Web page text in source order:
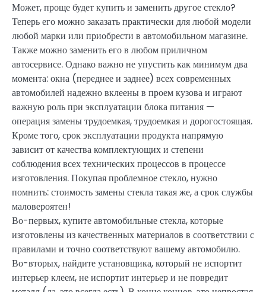
Может, проще будет купить и заменить другое стекло?
Теперь его можно заказать практически для любой модели
любой марки или приобрести в автомобильном магазине.
Также можно заменить его в любом приличном
автосервисе. Однако важно не упустить как минимум два
момента: окна (переднее и заднее) всех современных
автомобилей надежно вклеены в проем кузова и играют
важную роль при эксплуатации блока питания —
операция замены трудоемкая, трудоемкая и дорогостоящая.
Кроме того, срок эксплуатации продукта напрямую
зависит от качества комплектующих и степени
соблюдения всех технических процессов в процессе
изготовления. Покупая проблемное стекло, нужно
помнить: стоимость замены стекла такая же, а срок службы
маловероятен!
Во-первых, купите автомобильные стекла, которые
изготовлены из качественных материалов в соответствии с
правилами и точно соответствуют вашему автомобилю.
Во-вторых, найдите установщика, который не испортит
интерьер клеем, не испортит интерьер и не повредит